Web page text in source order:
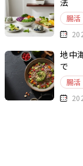
法
腸活
地中
で
腸活